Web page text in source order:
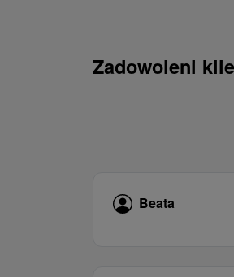
Zadowoleni
Beata